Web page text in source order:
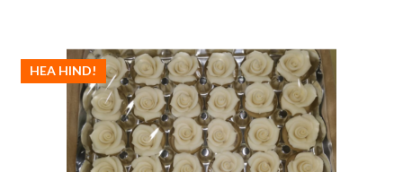
HEA HIND!